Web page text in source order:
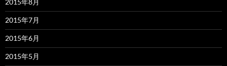
2015年8月
2015年7月
2015年6月
2015年5月